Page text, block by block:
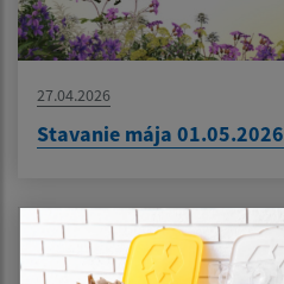
27.04.2026
Stavanie mája 01.05.2026